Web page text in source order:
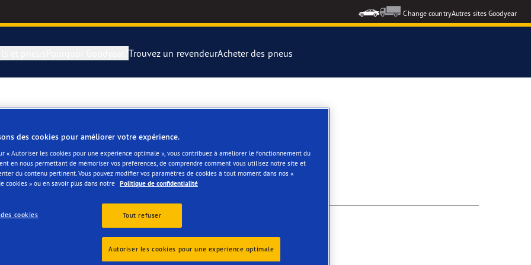
Change countryAutres sites Goodyear
Pourquoi Goodyear?
RACING
F1 SuperSport Pneus Goodyear Eagle
Trouvez un revendeurAcheter des pneus
des cookies pour améliorer votre expérience.
« Autoriser les cookies pour une expérience optimale », vous contribuez à améliorer le fonctionnement du
en nous permettant de mémoriser vos préférences, de comprendre comment vous utilisez notre site et
du contenu pertinent. Vous pouvez modifier vos paramètres de cookies à tout moment dans nos «
cookies » ou en savoir plus dans notre Politique de confidentialité
cookies Tout refuser
Autoriser les cookies pour une expérience optimale